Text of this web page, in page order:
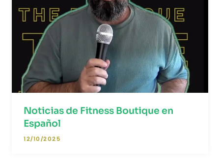
Noticias de Fitness Boutique en
Español
12/10/2025